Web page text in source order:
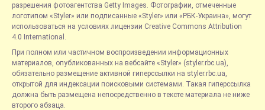
разрешения фотоагентства Getty Images. Фотографии, отмеченные
логотипом «Styler» или подписанные «Styler» или «РБК-Украина», могут
использоваться на условиях лицензии Creative Commons Attribution
4.0 International.
При полном или частичном воспроизведении информационных
материалов, опубликованных на вебсайте «Styler» (styler.rbc.ua),
обязательно размещение активной гиперссылки на styler.rbc.ua,
открытой для индексации поисковыми системами. Такая гиперссылка
должна быть размещена непосредственно в тексте материала не ниже
второго абзаца.